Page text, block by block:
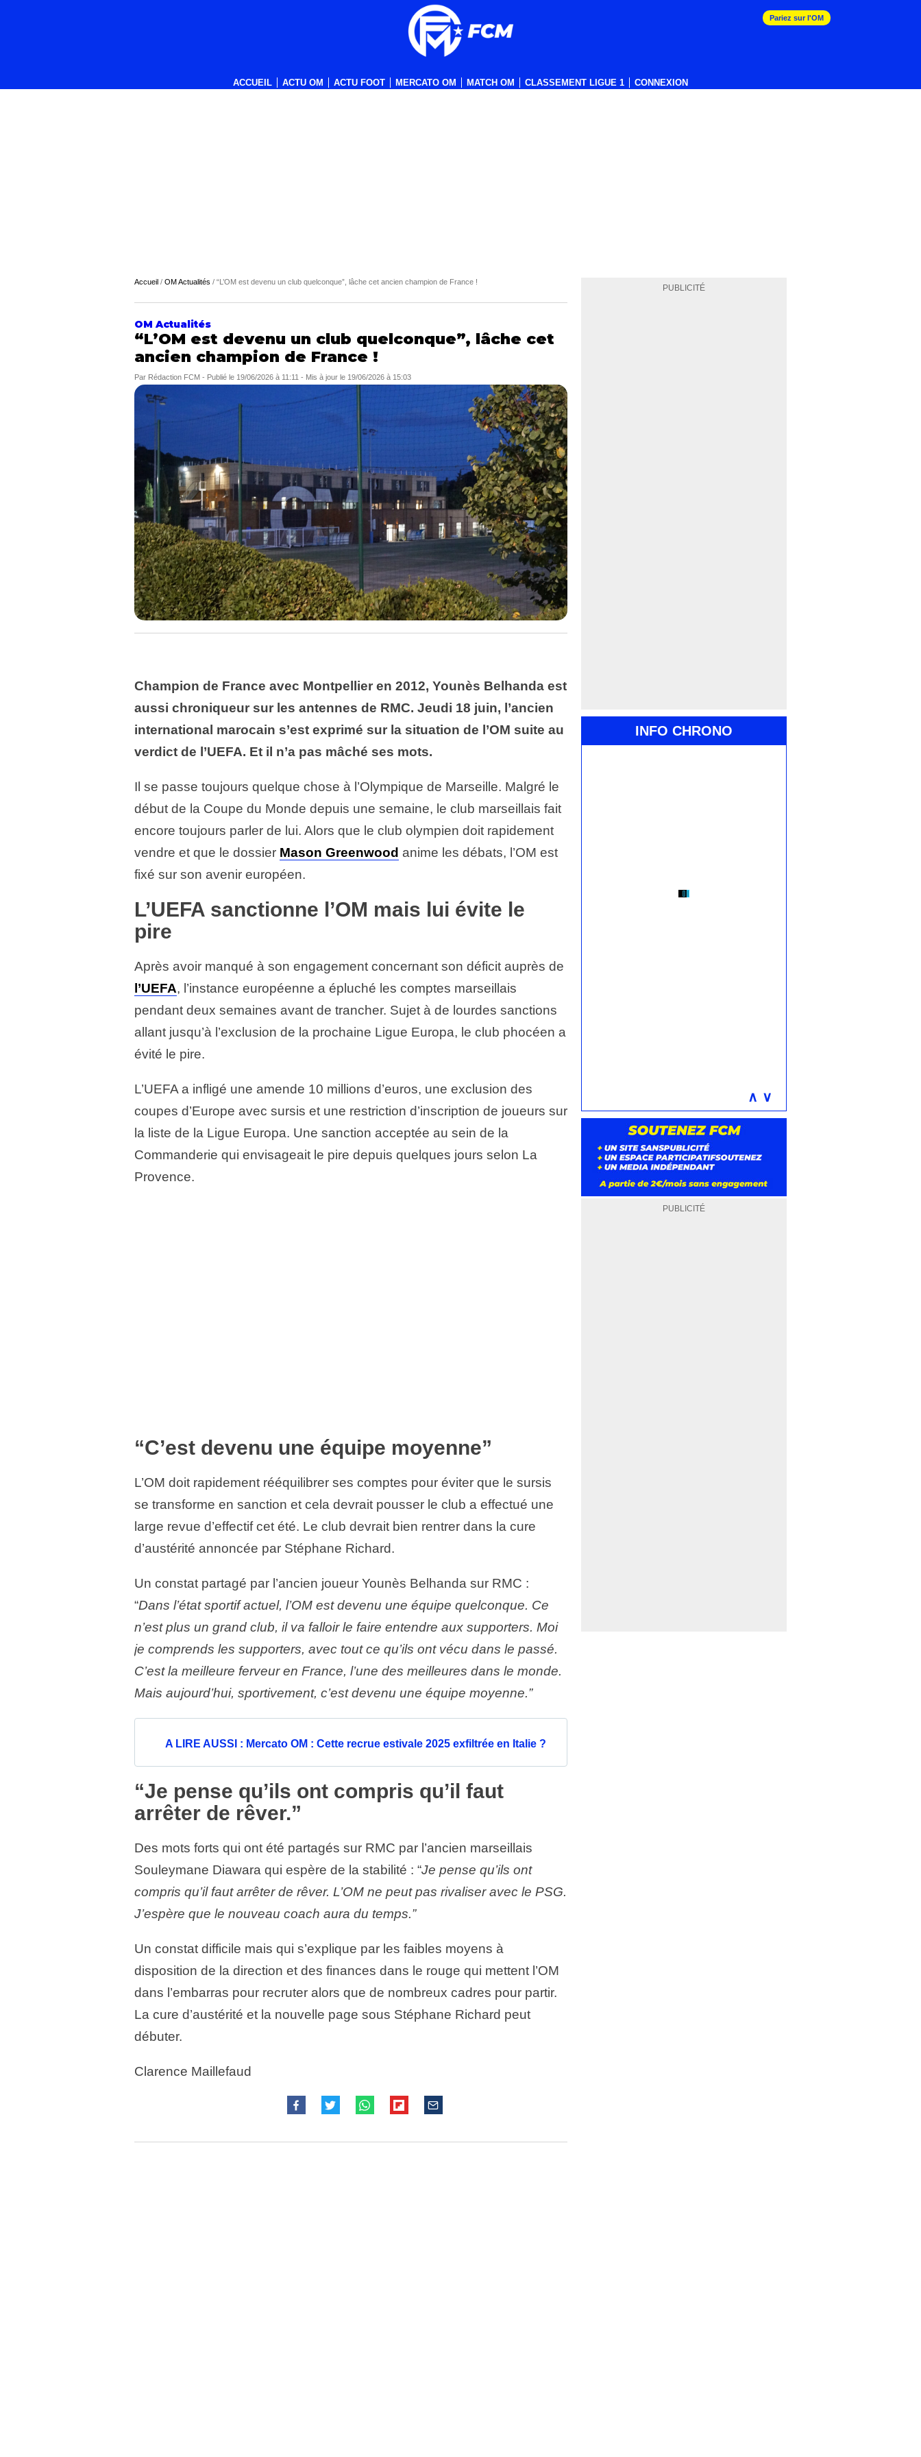
ACCUEIL ACTU OM ACTU FOOT MERCATO OM MATCH OM CLASSEMENT LIGUE 1 CONNEXION
Pariez sur l'OM
PUBLICITÉ
INFO CHRONO
∧ ∨
PUBLICITÉ
Accueil / OM Actualités / “L’OM est devenu un club quelconque”, lâche cet ancien champion de France !
OM Actualités
“L’OM est devenu un club quelconque”, lâche cet
ancien champion de France !
Par Rédaction FCM - Publié le 19/06/2026 à 11:11 - Mis à jour le 19/06/2026 à 15:03
Champion de France avec Montpellier en 2012, Younès Belhanda est
aussi chroniqueur sur les antennes de RMC. Jeudi 18 juin, l’ancien
international marocain s’est exprimé sur la situation de l’OM suite au
verdict de l’UEFA. Et il n’a pas mâché ses mots.
Il se passe toujours quelque chose à l’Olympique de Marseille. Malgré le
début de la Coupe du Monde depuis une semaine, le club marseillais fait
encore toujours parler de lui. Alors que le club olympien doit rapidement
vendre et que le dossier Mason Greenwood anime les débats, l’OM est
fixé sur son avenir européen.
L’UEFA sanctionne l’OM mais lui évite le
pire
Après avoir manqué à son engagement concernant son déficit auprès de
l’UEFA, l’instance européenne a épluché les comptes marseillais
pendant deux semaines avant de trancher. Sujet à de lourdes sanctions
allant jusqu’à l’exclusion de la prochaine Ligue Europa, le club phocéen a
évité le pire.
L’UEFA a infligé une amende 10 millions d’euros, une exclusion des
coupes d’Europe avec sursis et une restriction d’inscription de joueurs sur
la liste de la Ligue Europa. Une sanction acceptée au sein de la
Commanderie qui envisageait le pire depuis quelques jours selon La
Provence.
“C’est devenu une équipe moyenne”
L’OM doit rapidement rééquilibrer ses comptes pour éviter que le sursis
se transforme en sanction et cela devrait pousser le club a effectué une
large revue d’effectif cet été. Le club devrait bien rentrer dans la cure
d’austérité annoncée par Stéphane Richard.
Un constat partagé par l’ancien joueur Younès Belhanda sur RMC :
“Dans l’état sportif actuel, l’OM est devenu une équipe quelconque. Ce
n’est plus un grand club, il va falloir le faire entendre aux supporters. Moi
je comprends les supporters, avec tout ce qu’ils ont vécu dans le passé.
C’est la meilleure ferveur en France, l’une des meilleures dans le monde.
Mais aujourd’hui, sportivement, c’est devenu une équipe moyenne.”
A LIRE AUSSI : Mercato OM : Cette recrue estivale 2025 exfiltrée en Italie ?
“Je pense qu’ils ont compris qu’il faut
arrêter de rêver.”
Des mots forts qui ont été partagés sur RMC par l’ancien marseillais
Souleymane Diawara qui espère de la stabilité : “Je pense qu’ils ont
compris qu’il faut arrêter de rêver. L’OM ne peut pas rivaliser avec le PSG.
J’espère que le nouveau coach aura du temps.”
Un constat difficile mais qui s’explique par les faibles moyens à
disposition de la direction et des finances dans le rouge qui mettent l’OM
dans l’embarras pour recruter alors que de nombreux cadres pour partir.
La cure d’austérité et la nouvelle page sous Stéphane Richard peut
débuter.
Clarence Maillefaud